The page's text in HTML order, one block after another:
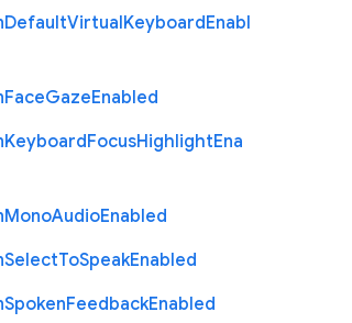
DefaultVirtualKeyboardEnabl
FaceGazeEnabled
KeyboardFocusHighlightEna
MonoAudioEnabled
SelectToSpeakEnabled
SpokenFeedbackEnabled